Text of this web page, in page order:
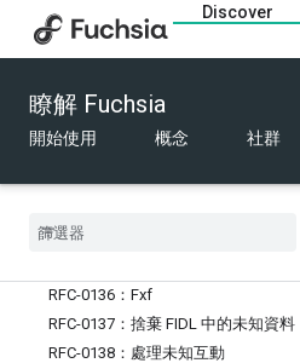
Discover
瞭解 Fuchsia
開始使用 概念 社群
RFC-0127：結構化設定
RFC-0128：推出「zx_vcpu_kick」
RFC-0130：支援的硬體
RFC-0131：FIDL 電匯格式的設計原則
RFC-0133：軟體推送目標
RFC-0135：將系統 ABI 修訂版本編碼
RFC-0136：Fxf
RFC-0137：捨棄 FIDL 中的未知資料
RFC-0138：處理未知互動